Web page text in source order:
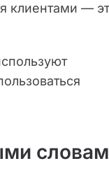
клиентами —